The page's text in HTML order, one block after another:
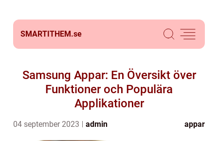
SMARTITHEM.se
Samsung Appar: En Översikt över
Funktioner och Populära
Applikationer
04 september 2023 admin appar